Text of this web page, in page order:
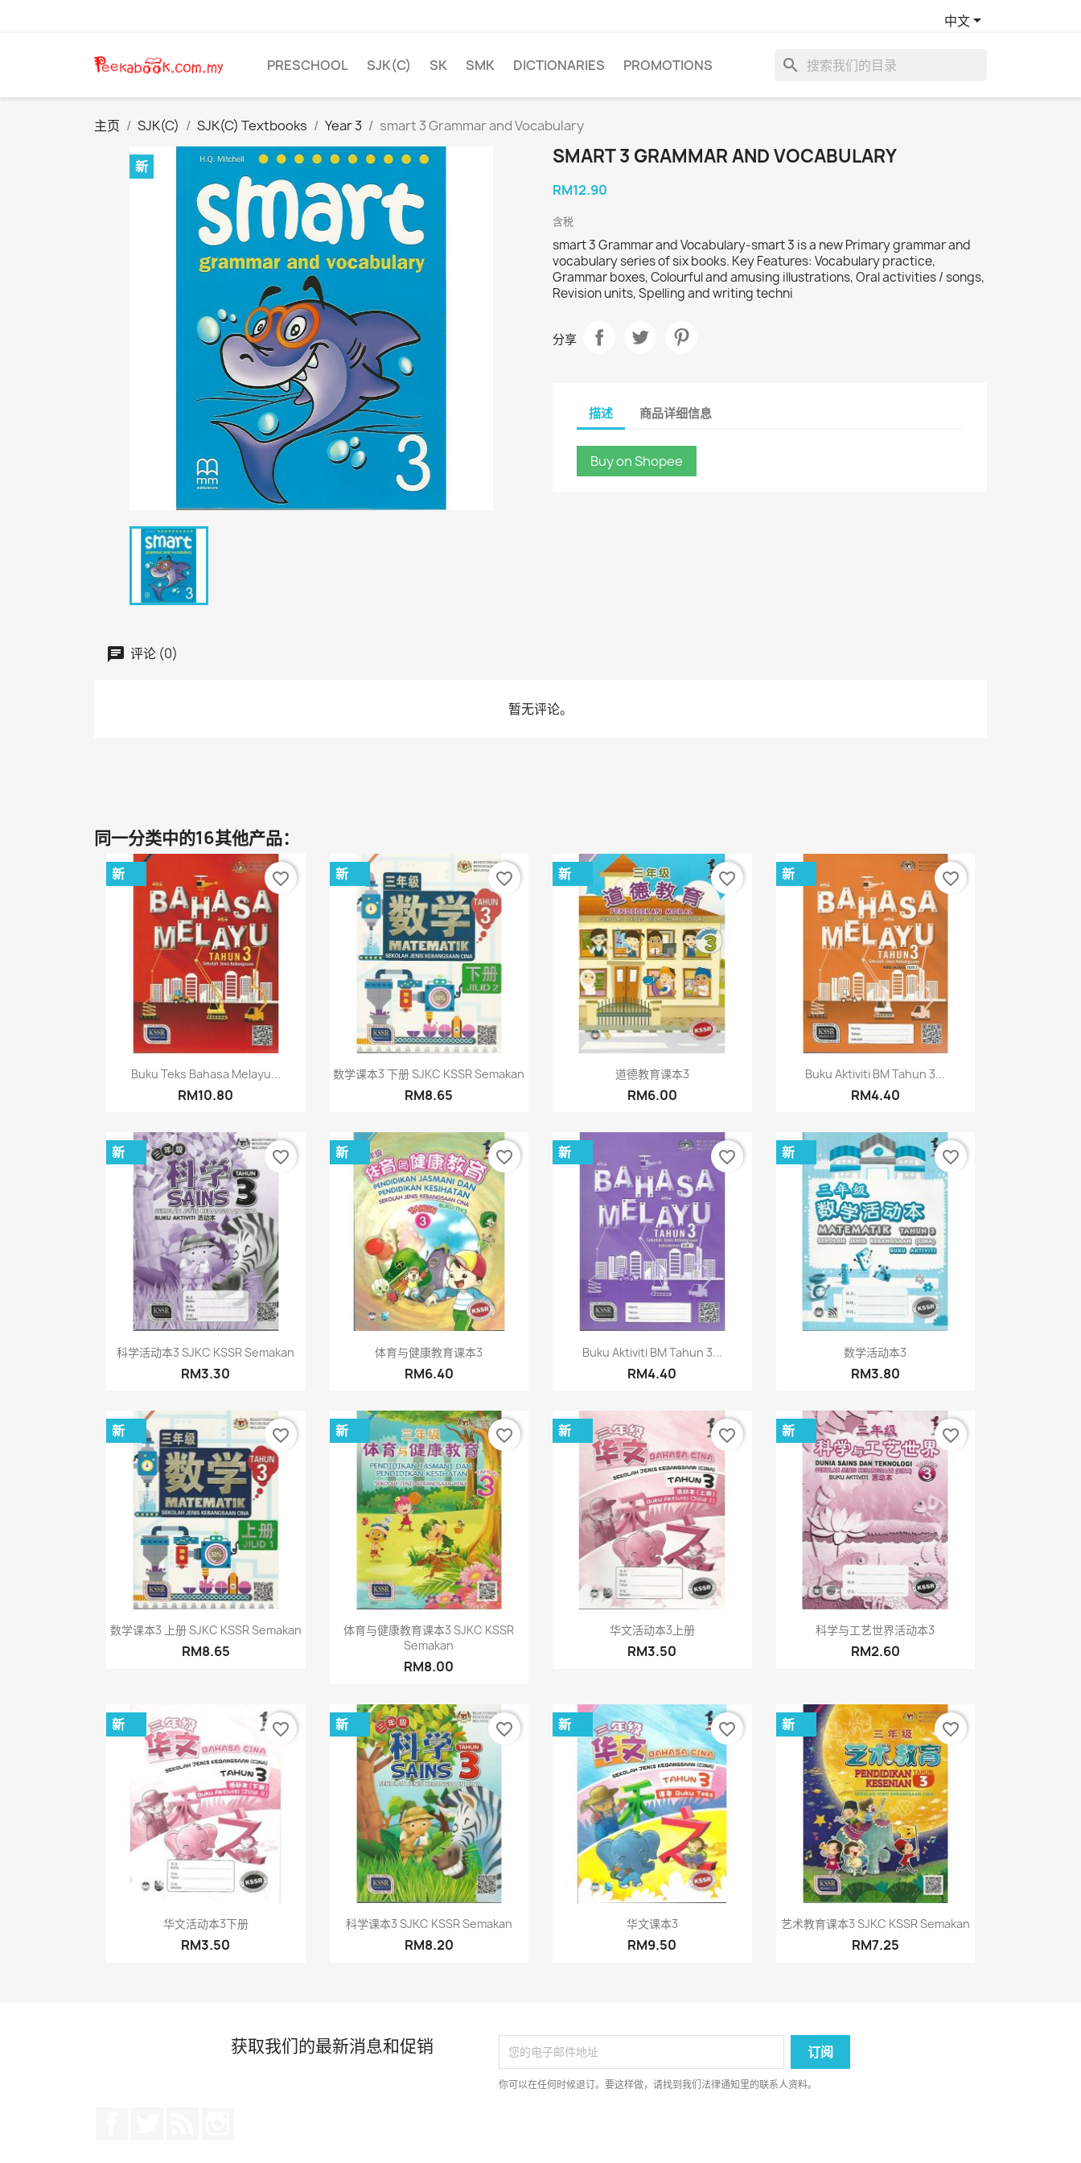
中文
PRESCHOOL SJK(C) SK SMK DICTIONARIES PROMOTIONS search
主页 SJK(C) SJK(C) Textbooks Year 3 smart 3 Grammar and Vocabulary
新 SMART 3 GRAMMAR AND VOCABULARY
RM12.90
含税
smart 3 Grammar and Vocabulary-smart 3 is a new Primary grammar and
vocabulary series of six books. Key Features: Vocabulary practice,
Grammar boxes, Colourful and amusing illustrations, Oral activities / songs,
Revision units, Spelling and writing techni
分享
描述 商品详细信息
Buy on Shopee
评论 (0)
暂无评论。
同一分类中的16其他产品：
 快速查看
Buku Teks Bahasa Melayu...
RM10.80
新 favorite_border
快速查看
数学课本3 下册 SJKC KSSR Semakan
RM8.65
新 favorite_border
快速查看
道德教育课本3
RM6.00
新 favorite_border
快速查看
Buku Aktiviti BM Tahun 3...
RM4.40
新 favorite_border
快速查看
科学活动本3 SJKC KSSR Semakan
RM3.30
新 favorite_border
快速查看
体育与健康教育课本3
RM6.40
新 favorite_border
快速查看
Buku Aktiviti BM Tahun 3...
RM4.40
新 favorite_border
快速查看
数学活动本3
RM3.80
新 favorite_border
快速查看
数学课本3 上册 SJKC KSSR Semakan
RM8.65
新 favorite_border
快速查看
体育与健康教育课本3 SJKC KSSR
Semakan
RM8.00
新 favorite_border
快速查看
华文活动本3上册
RM3.50
新 favorite_border
快速查看
科学与工艺世界活动本3
RM2.60
新 favorite_border
快速查看
华文活动本3下册
RM3.50
新 favorite_border
快速查看
科学课本3 SJKC KSSR Semakan
RM8.20
新 favorite_border
快速查看
华文课本3
RM9.50
新 favorite_border
快速查看
艺术教育课本3 SJKC KSSR Semakan
RM7.25
新 favorite_border
获取我们的最新消息和促销
你可以在任何时候退订。要这样做，请找到我们法律通知里的联系人资料。